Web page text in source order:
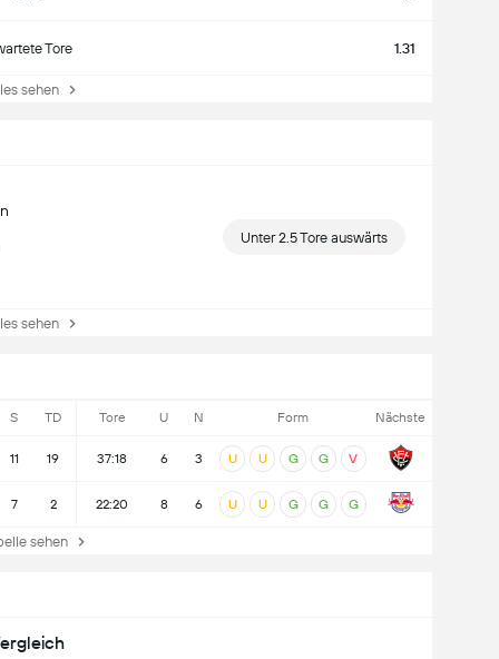
Tore 1.31
sehen
Unter 2.5 Tore auswärts
sehen
S TD Tore U N Form Nächste
11 19 37:18 6 3 U U G G V
7 2 22:20 8 6 U U G G G
sehen